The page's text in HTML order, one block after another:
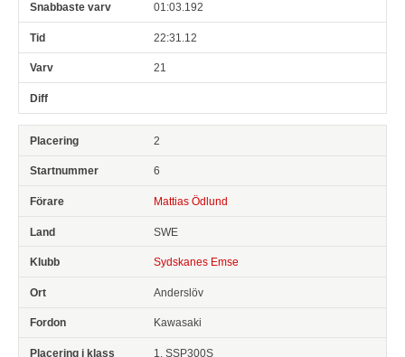
01:03.192
22:31.12
21
2
6
Mattias Ödlund
SWE
Sydskanes Emse
Anderslöv
Kawasaki
1, SSP300S